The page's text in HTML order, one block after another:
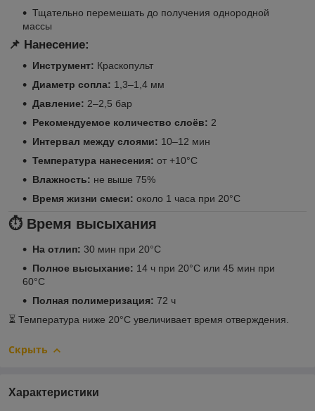
Тщательно перемешать до получения однородной
массы
📌 Нанесение:
Инструмент: Краскопульт
Диаметр сопла: 1,3–1,4 мм
Давление: 2–2,5 бар
Рекомендуемое количество слоёв: 2
Интервал между слоями: 10–12 мин
Температура нанесения: от +10°C
Влажность: не выше 75%
Время жизни смеси: около 1 часа при 20°C
⏱️ Время высыхания
На отлип: 30 мин при 20°C
Полное высыхание: 14 ч при 20°C или 45 мин при
60°C
Полная полимеризация: 72 ч
⏳ Температура ниже 20°C увеличивает время отверждения.
Скрыть
Характеристики